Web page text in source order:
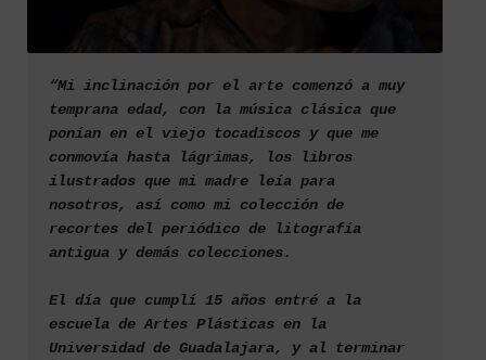
“Mi inclinación por el arte comenzó a muy
temprana edad, con la música clásica que
ponían en el viejo tocadiscos y que me
conmovía hasta lágrimas, los libros
ilustrados que mi madre leía para
nosotros, así como mi colección de
recortes del periódico de litografía
antigua y demás colecciones.
El día que cumplí 15 años entré a la
escuela de Artes Plásticas en la
Universidad de Guadalajara, y al terminar